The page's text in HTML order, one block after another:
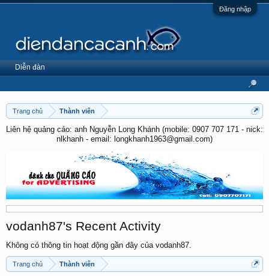
Đăng nhập
Trang chủ Thành viên
Liên hệ quảng cáo: anh Nguyễn Long Khánh (mobile: 0907 707 171 - nick:
nlkhanh - email: longkhanh1963@gmail.com)
vodanh87's Recent Activity
Không có thông tin hoạt động gần đây của vodanh87.
Trang chủ Thành viên
Diễn đàn